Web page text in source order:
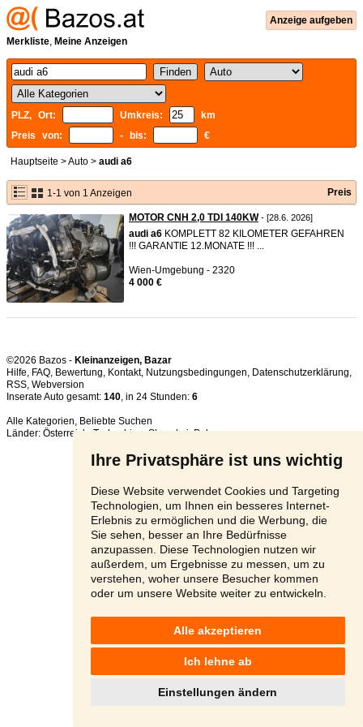
Ihre Privatsphäre ist uns wichtig
Diese Website verwendet Cookies und Targeting
Technologien, um Ihnen ein besseres Internet-
Erlebnis zu ermöglichen und die Werbung, die
Sie sehen, besser an Ihre Bedürfnisse
anzupassen. Diese Technologien nutzen wir
außerdem, um Ergebnisse zu messen, um zu
verstehen, woher unsere Besucher kommen
oder um unsere Website weiter zu entwickeln.
Alle akzeptieren
Ich lehne ab
Einstellungen ändern
Anzeige aufgeben
Merkliste, Meine Anzeigen
PLZ, Ort: Umkreis:
km
Preis von:
- bis: €
Hauptseite >Auto > audi a6
1-1 von 1 Anzeigen Preis
MOTOR CNH 2,0 TDI 140KW- [28.6. 2026]
audi a6 KOMPLETT 82 KILOMETER GEFAHREN
!!! GARANTIE 12.MONATE !!! ...
Wien-Umgebung - 2320
4 000 €
©2026 Bazos - Kleinanzeigen, Bazar
Hilfe, FAQ, Bewertung, Kontakt, Nutzungsbedingungen, Datenschutzerklärung,
RSS,
Inserate Auto gesamt: 140, in 24 Stunden: 6
Alle Kategorien, Beliebte Suchen
Länder: Österreich,Tschechien,Slowakei,Polen